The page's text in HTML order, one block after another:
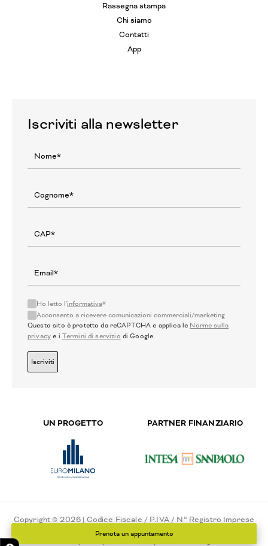
Prenota un appuntamento
Rassegna stampa
Chi siamo
Contatti
App
Iscriviti alla newsletter
Ho letto l'informativa*
Acconsento a ricevere comunicazioni commerciali/marketing
Questo sito è protetto da reCAPTCHA e applica le Norme sulla
privacy e i Termini di servizio di Google.
Iscriviti
UN PROGETTO PARTNER FINANZIARIO
Copyright © 2026 | Codice Fiscale / P.IVA / N° Registro Imprese
di Milano - 02775550151 - N° REA 111546
Cookie Policy